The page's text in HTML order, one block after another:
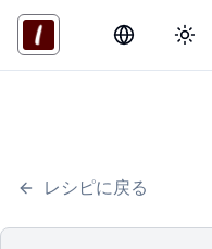
Switch
レシピに戻る